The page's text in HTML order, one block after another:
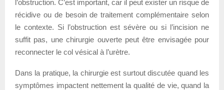
l’obstruction. C’est important, car il peut exister un risque de
récidive ou de besoin de traitement complémentaire selon
le contexte. Si l’obstruction est sévère ou si l’incision ne
suffit pas, une chirurgie ouverte peut être envisagée pour
reconnecter le col vésical à l’urètre.
Dans la pratique, la chirurgie est surtout discutée quand les
symptômes impactent nettement la qualité de vie, quand la